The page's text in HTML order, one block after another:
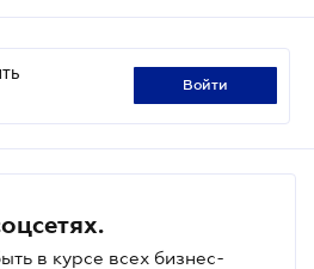
войти
в курсе всех бизнес-